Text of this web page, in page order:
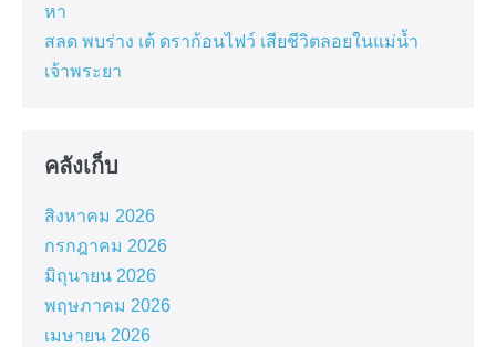
หา
สลด พบร่าง เต้ ดราก้อนไฟว์ เสียชีวิตลอยในแม่น้ำ
เจ้าพระยา
คลังเก็บ
สิงหาคม 2026
กรกฎาคม 2026
มิถุนายน 2026
พฤษภาคม 2026
เมษายน 2026